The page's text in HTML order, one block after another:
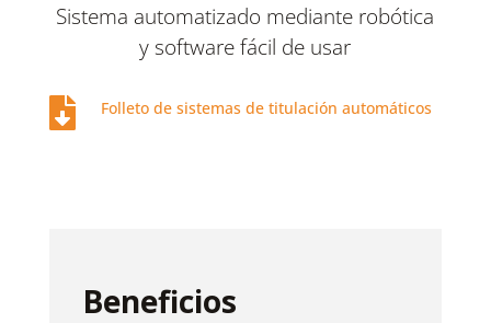
Sistema automatizado mediante robótica
y software fácil de usar
 Folleto de sistemas de titulación automáticos
Beneficios